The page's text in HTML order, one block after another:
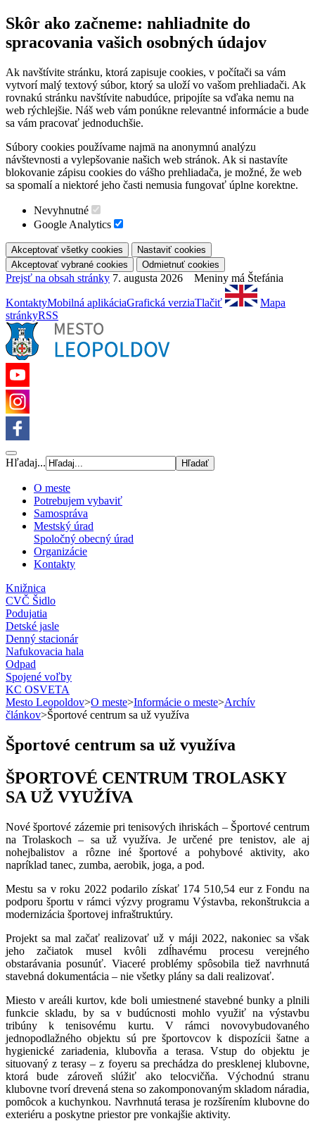
Skôr ako začneme: nahliadnite do
spracovania vašich osobných údajov
Ak navštívite stránku, ktorá zapisuje cookies, v počítači sa vám
vytvorí malý textový súbor, ktorý sa uloží vo vašom prehliadači. Ak
rovnakú stránku navštívite nabudúce, pripojíte sa vďaka nemu na
web rýchlejšie. Náš web vám ponúkne relevantné informácie a bude
sa vám pracovať jednoduchšie.
Súbory cookies používame najmä na anonymnú analýzu
návštevnosti a vylepšovanie našich web stránok. Ak si nastavíte
blokovanie zápisu cookies do vášho prehliadača, je možné, že web
sa spomalí a niektoré jeho časti nemusia fungovať úplne korektne.
Nevyhnutné
Google Analytics
Prejsť na obsah stránky 7. augusta 2026 Meniny má Štefánia
KontaktyMobilná aplikáciaGrafická verziaTlačiť
Mapa
stránkyRSS
Hľadaj...
O meste
Potrebujem vybaviť
Samospráva
Mestský úrad
Spoločný obecný úrad
Organizácie
Kontakty
Knižnica
CVČ Šidlo
Podujatia
Detské jasle
Denný stacionár
Nafukovacia hala
Odpad
Spojené voľby
KC OSVETA
Mesto Leopoldov>O meste>Informácie o meste>Archív
článkov>Športové centrum sa už využíva
Športové centrum sa už využíva
ŠPORTOVÉ CENTRUM TROLASKY
SA UŽ VYUŽÍVA
Nové športové zázemie pri tenisových ihriskách – Športové centrum
na Trolaskoch – sa už využíva. Je určené pre tenistov, ale aj
nohejbalistov a rôzne iné športové a pohybové aktivity, ako
napríklad tanec, zumba, aerobik, joga, a pod.
Mestu sa v roku 2022 podarilo získať 174 510,54 eur z Fondu na
podporu športu v rámci výzvy programu Výstavba, rekonštrukcia a
modernizácia športovej infraštruktúry.
Projekt sa mal začať realizovať už v máji 2022, nakoniec sa však
jeho začiatok musel kvôli zdĺhavému procesu verejného
obstarávania posunúť. Viaceré problémy spôsobila tiež navrhnutá
stavebná dokumentácia – nie všetky plány sa dali realizovať.
Miesto v areáli kurtov, kde boli umiestnené stavebné bunky a plnili
funkcie skladu, by sa v budúcnosti mohlo využiť na výstavbu
tribúny k tenisovému kurtu. V rámci novovybudovaného
jednopodlažného objektu sú pre športovcov k dispozícii šatne a
hygienické zariadenia, klubovňa a terasa. Vstup do objektu je
situovaný z terasy – z foyeru sa prechádza do presklenej klubovne,
ktorá bude zároveň slúžiť ako telocvičňa. Východnú stranu
klubovne tvorí drevená stena so zakomponovaným skladom náradia,
pomôcok a kuchynkou. Navrhnutá terasa je rozšírením klubovne do
exteriéru a poskytne priestor pre vonkajšie aktivity.